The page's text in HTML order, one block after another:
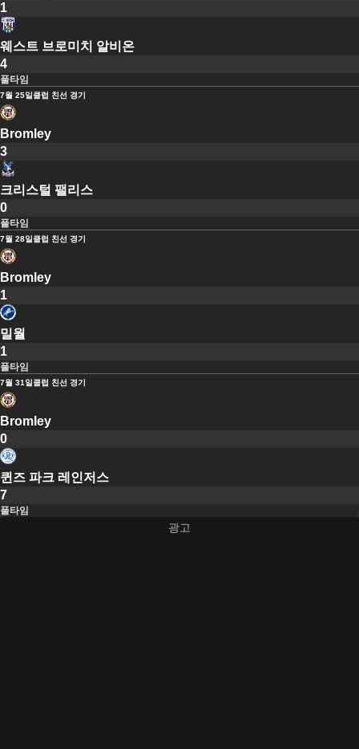
1
웨스트 브로미치 알비온
4
풀타임
7월 25일클럽 친선 경기
Bromley
3
크리스털 팰리스
0
풀타임
7월 28일클럽 친선 경기
Bromley
1
밀월
1
풀타임
7월 31일클럽 친선 경기
Bromley
0
퀸즈 파크 레인저스
7
풀타임